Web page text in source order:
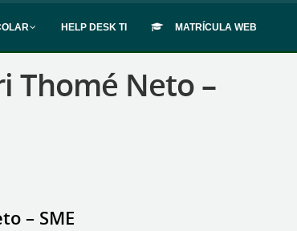
HELP DESK TI MATRÍCULA WEB
Thomé Neto –
– SME